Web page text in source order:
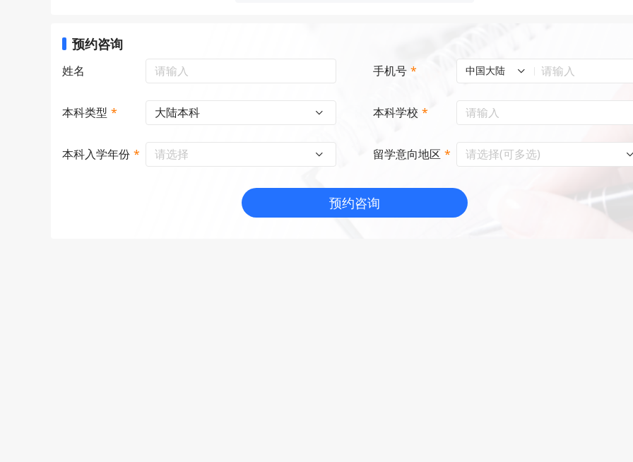
预约咨询
姓名 手机号 * 中国大陆
本科类型 * 大陆本科 本科学校 *
本科入学年份 * 请选择 留学意向地区 * 请选择(可多选)
预约咨询